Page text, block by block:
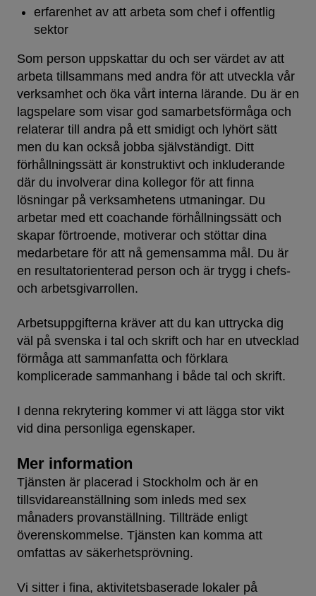
erfarenhet av att arbeta som chef i offentlig
sektor
Som person uppskattar du och ser värdet av att
arbeta tillsammans med andra för att utveckla vår
verksamhet och öka vårt interna lärande. Du är en
lagspelare som visar god samarbetsförmåga och
relaterar till andra på ett smidigt och lyhört sätt
men du kan också jobba självständigt. Ditt
förhållningssätt är konstruktivt och inkluderande
där du involverar dina kollegor för att finna
lösningar på verksamhetens utmaningar. Du
arbetar med ett coachande förhållningssätt och
skapar förtroende, motiverar och stöttar dina
medarbetare för att nå gemensamma mål. Du är
en resultatorienterad person och är trygg i chefs-
och arbetsgivarrollen.
Arbetsuppgifterna kräver att du kan uttrycka dig
väl på svenska i tal och skrift och har en utvecklad
förmåga att sammanfatta och förklara
komplicerade sammanhang i både tal och skrift.
I denna rekrytering kommer vi att lägga stor vikt
vid dina personliga egenskaper.
Mer information
Tjänsten är placerad i Stockholm och är en
tillsvidareanställning som inleds med sex
månaders provanställning. Tillträde enligt
överenskommelse. Tjänsten kan komma att
omfattas av säkerhetsprövning.
Vi sitter i fina, aktivitetsbaserade lokaler på